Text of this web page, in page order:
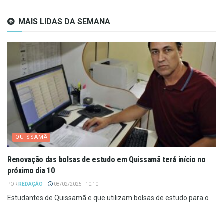
MAIS LIDAS DA SEMANA
QUISSAMÃ
Renovação das bolsas de estudo em Quissamã terá início no
próximo dia 10
POR REDAÇÃO 08/02/2025 - 10:10
Estudantes de Quissamã e que utilizam bolsas de estudo para o